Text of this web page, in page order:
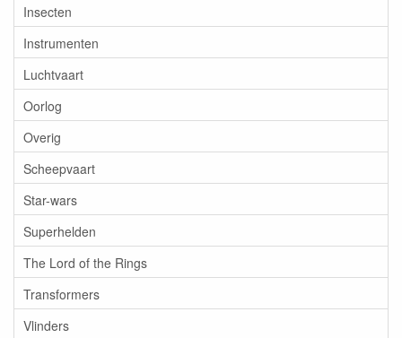
Insecten
Instrumenten
Luchtvaart
Oorlog
Overig
Scheepvaart
Star-wars
Superhelden
The Lord of the Rings
Transformers
Vlinders